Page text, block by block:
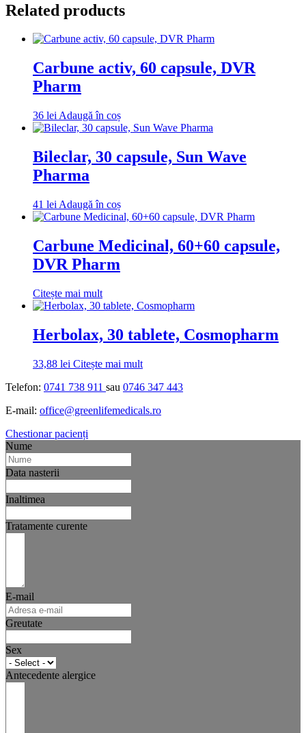
Related products
Carbune activ, 60 capsule, DVR
Pharm
36 lei Adaugă în coș
Bileclar, 30 capsule, Sun Wave
Pharma
41 lei Adaugă în coș
Carbune Medicinal, 60+60 capsule,
DVR Pharm
Citește mai mult
Herbolax, 30 tablete, Cosmopharm
33,88 lei Citește mai mult
Telefon: 0741 738 911 sau 0746 347 443
E-mail: office@greenlifemedicals.ro
Chestionar pacienți
Nume
Data nasterii
Inaltimea
Tratamente curente
E-mail
Greutate
Sex
Antecedente alergice